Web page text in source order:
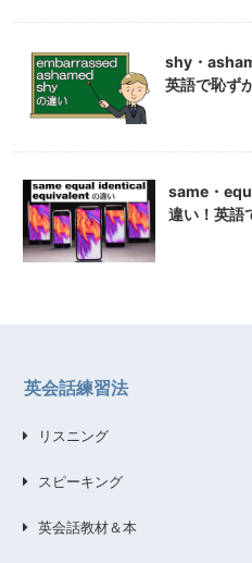
shy・
英語で恥ず
same・
違い！英語
英会話練習法
リスニング
スピーキング
英会話教材＆本